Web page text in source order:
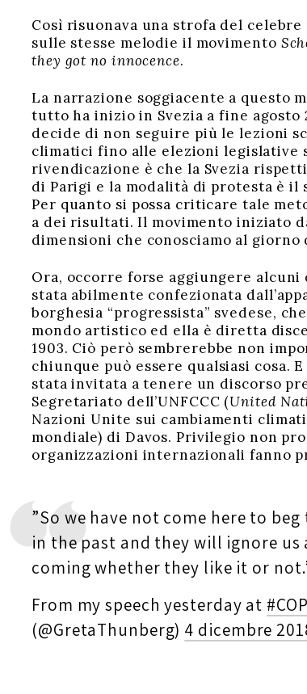
Così risuonava una strofa del celebre
sulle stesse melodie il movimento
they got no innocence.
La narrazione soggiacente a questo
tutto ha inizio in Svezia a fine agosto
decide di non seguire più le lezioni
climatici fino alle elezioni legislative
rivendicazione è che la Svezia
di Parigi e la modalità di protesta è
Per quanto si possa criticare tale
a dei risultati. Il movimento iniziato
dimensioni che conosciamo al giorno
Ora, occorre forse aggiungere
stata abilmente confezionata
borghesia “progressista” svedese,
mondo artistico ed ella è diretta
1903. Ciò però sembrerebbe non
chiunque può essere qualsiasi cosa.
stata invitata a tenere un discorso
Segretariato dell’UNFCCC (United
Nazioni Unite sui cambiamenti
mondiale) di Davos. Privilegio non
organizzazioni internazionali fanno
”So we have not come here to
in the past and they will ignore us
coming whether they like it or
From my speech yesterday at
(@GretaThunberg) 4 dicembre